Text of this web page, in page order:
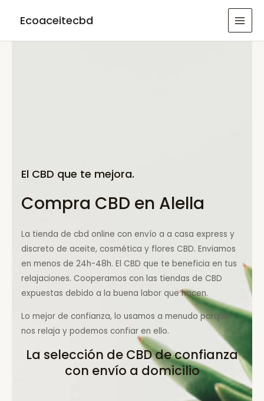
Ecoaceitecbd
El CBD que te mejora.
Compra CBD en Alella
La tienda de cbd online con envío a a casa express y
discreto de aceite, cosmética y flores CBD. Enviamos
en menos de 24h-48h. El CBD que te beneficia en tus
relajaciones. Cooperamos con las tiendas de CBD
expuestas debido a la buena labor que hacen.
Lo mejor de confianza, lo usamos a menudo porque
nos relaja y podemos confiar en ello.
La selección de CBD de confianza
con envío a domicilio